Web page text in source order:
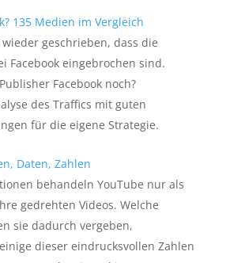
135 Medien im Vergleich
geschrieben, dass die
Facebook eingebrochen sind.
Facebook noch?
des Traffics mit guten
für die eigene Strategie.
Daten, Zahlen
behandeln YouTube nur als
gedrehten Videos. Welche
sie dadurch vergeben,
dieser eindrucksvollen Zahlen